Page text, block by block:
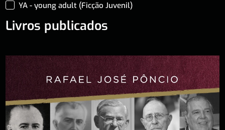
YA - young adult (Ficção Juvenil)
Livros publicados